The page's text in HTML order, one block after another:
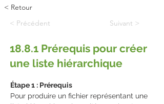
< Retour
< Précédent
Suivant >
18.8.1 Prérequis pour créer
une liste hiérarchique
Étape 1 : Prérequis
Pour produire un fichier représentant une